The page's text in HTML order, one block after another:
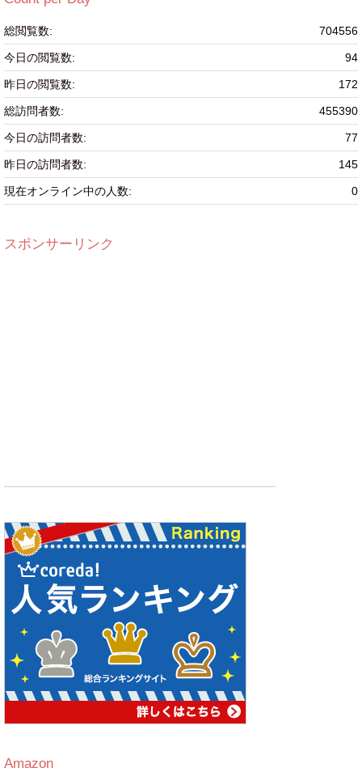
704556
総閲覧数:
94
今日の閲覧数:
172
昨日の閲覧数:
455390
総訪問者数:
77
今日の訪問者数:
145
昨日の訪問者数:
0
現在オンライン中の人数:
スポンサーリンク
Amazon